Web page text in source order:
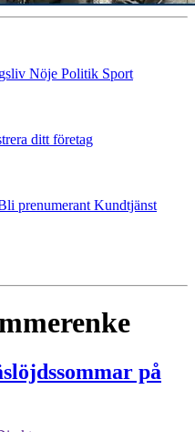
Nöje Politik Sport
ditt företag
prenumerant Kundtjänst
på